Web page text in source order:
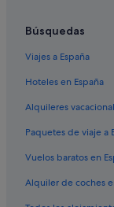
Hoteles con bar en
Hoteles cerca de
Búsquedas
Viajes a España
Hoteles en España
Alquileres
Paquetes de viaje a
Vuelos baratos en
Alquiler de coches